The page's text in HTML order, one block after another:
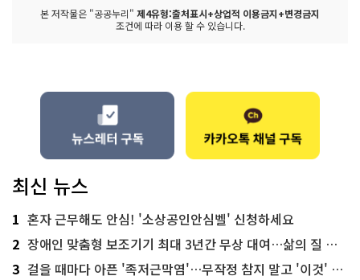
본 저작물은 "공공누리" 제4유형:출처표시+상업적 이용금지+변경금지
조건에 따라 이용 할 수 있습니다.
최신 뉴스
1 혼자 근무해도 안심! '소상공인안심벨' 신청하세요
2 장애인 맞춤형 보조기기 최대 3년간 무상 대여…삶의 질 높인다
3 걸을 때마다 아픈 '족저근막염'…무작정 참지 말고 '이것' 해보세요!